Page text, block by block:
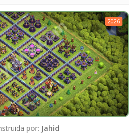
2026
por: Jahid